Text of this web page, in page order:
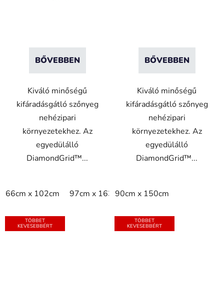
BŐVEBBEN
Kiváló minőségű
kifáradásgátló szőnyeg
nehézipari
környezetekhez. Az
egyedülálló
DiamondGrid™...
66cm x 102cm 97cm x 163cm 97cm x 315cm
BŐVEBBEN
Kiváló minőségű
kifáradásgátló szőnyeg
nehézipari
környezetekhez. Az
egyedülálló
DiamondGrid™...
90cm x 150cm
TÖBBET
KEVESEBBÉRT
TÖBBET
KEVESEBBÉRT